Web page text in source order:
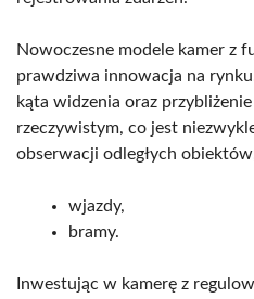
Nowoczesne modele kamer z
prawdziwa innowacja na
kąta widzenia oraz
rzeczywistym, co jest
obserwacji odległych
wjazdy,
bramy.
Inwestując w kamerę z